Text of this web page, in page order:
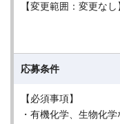
【変更範囲：変更なし
応募条件
【必須事項】
・有機化学、生物化